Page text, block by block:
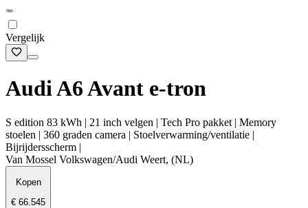
Vergelijk
Audi A6 Avant e-tron
S edition 83 kWh | 21 inch velgen | Tech Pro pakket | Memory
stoelen | 360 graden camera | Stoelverwarming/ventilatie |
Bijrijdersscherm |
Van Mossel Volkswagen/Audi Weert, (NL)
Kopen
€ 66.545